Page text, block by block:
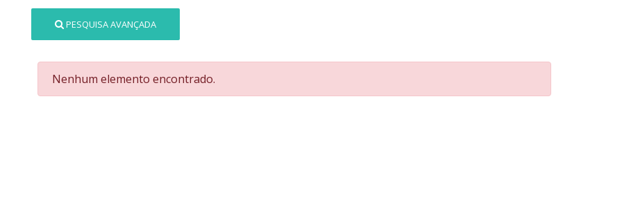
PESQUISA AVANÇADA
Nenhum elemento encontrado.